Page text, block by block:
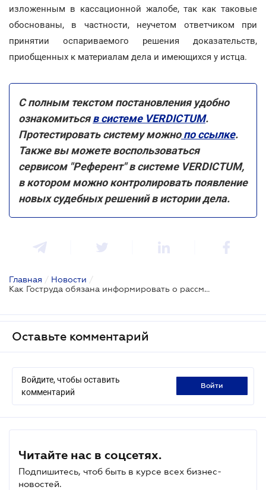
изложенным в кассационной жалобе, так как таковые
обоснованы, в частности, неучетом ответчиком при
принятии оспариваемого решения доказательств,
приобщенных к материалам дела и имеющихся у истца.
С полным текстом постановления удобно
ознакомитьсяв системе VERDICTUM.
Протестировать систему можнопо ссылке.
Также вы можете воспользоваться
сервисом "Референт" в системе VERDICTUM,
в котором можно контролировать появление
новых судебных решений в истории дела.
Главная / Новости /
Как Гоструда обязана информировать о рассмотрении дела о наложении штрафа - позиция ВС
Оставьте комментарий
Войдите, чтобы оставить
комментарий
войти
Читайте нас в соцсетях.
Подпишитесь, чтоб быть в курсе всех бизнес-
новостей.